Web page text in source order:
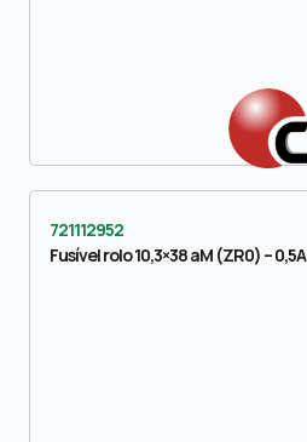
721112952
Fusível rolo 10,3×38 aM (ZR0) – 0,5A